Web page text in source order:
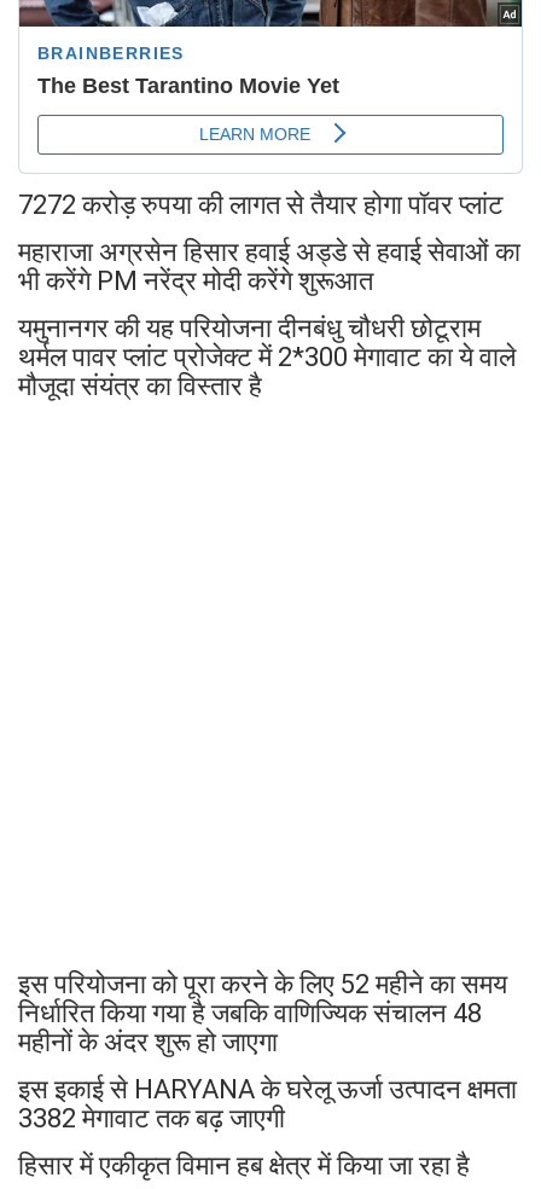
7272 करोड़ रुपया की लागत से तैयार होगा पॉवर प्लांट
महाराजा अग्रसेन हिसार हवाई अड्डे से हवाई सेवाओं का
भी करेंगे PM नरेंद्र मोदी करेंगे शुरूआत
यमुनानगर की यह परियोजना दीनबंधु चौधरी छोटूराम
थर्मल पावर प्लांट प्रोजेक्ट में 2*300 मेगावाट का ये वाले
मौजूदा संयंत्र का विस्तार है
इस परियोजना को पूरा करने के लिए 52 महीने का समय
निर्धारित किया गया है जबकि वाणिज्यिक संचालन 48
महीनों के अंदर शुरू हो जाएगा
इस इकाई से HARYANA के घरेलू ऊर्जा उत्पादन क्षमता
3382 मेगावाट तक बढ़ जाएगी
हिसार में एकीकृत विमान हब क्षेत्र में किया जा रहा है